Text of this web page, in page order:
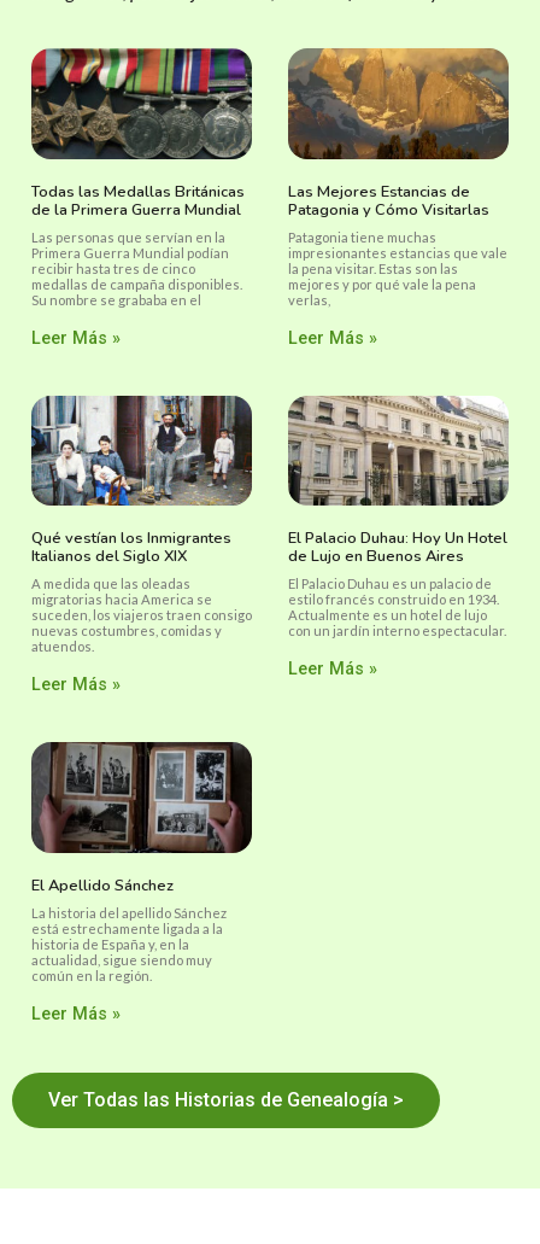
Todas las Medallas Británicas
de la Primera Guerra Mundial
Las personas que servían en la
Primera Guerra Mundial podían
recibir hasta tres de cinco
medallas de campaña disponibles.
Su nombre se grababa en el
Leer Más »
Las Mejores Estancias de
Patagonia y Cómo Visitarlas
Patagonia tiene muchas
impresionantes estancias que vale
la pena visitar. Estas son las
mejores y por qué vale la pena
verlas,
Leer Más »
Qué vestían los Inmigrantes
Italianos del Siglo XIX
A medida que las oleadas
migratorias hacia America se
suceden, los viajeros traen consigo
nuevas costumbres, comidas y
atuendos.
Leer Más »
El Palacio Duhau: Hoy Un Hotel
de Lujo en Buenos Aires
El Palacio Duhau es un palacio de
estilo francés construido en 1934.
Actualmente es un hotel de lujo
con un jardín interno espectacular.
Leer Más »
El Apellido Sánchez
La historia del apellido Sánchez
está estrechamente ligada a la
historia de España y, en la
actualidad, sigue siendo muy
común en la región.
Leer Más »
Ver Todas las Historias de Genealogía >